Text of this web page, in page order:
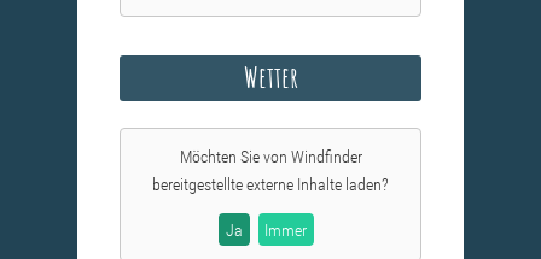
Wetter
Möchten Sie von Windfinder
bereitgestellte externe Inhalte laden?
Ja Immer